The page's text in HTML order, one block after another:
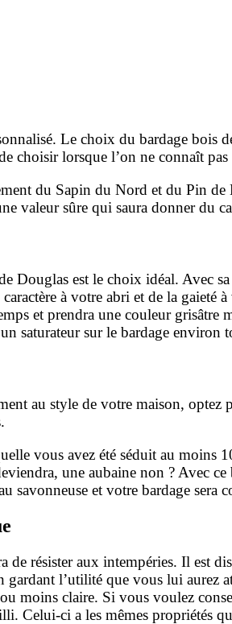
Le choix du bardage bois
choisir lorsque l’on ne connaît pas
du Sapin du Nord et du Pin de
valeur sûre qui saura donner du
Douglas est le choix idéal. Avec
à votre abri et de la gaieté à
et prendra une couleur grisâtre
un saturateur sur le bardage environ
au style de votre maison,
vous avez été séduit au moins
une aubaine non ? Avec
savonneuse et votre bardage sera
de résister aux intempéries. Il est
gardant l’utilité que vous lui aurez
moins claire. Si vous voulez
Celui-ci a les mêmes propriétés